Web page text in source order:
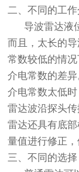
二、不同的工作
导波雷达液
而且，太长的
常数较低的情
介电常数的差
介电常数太低
雷达波沿探头
雷达还具有底
量值进行修正，
三、不同的选择